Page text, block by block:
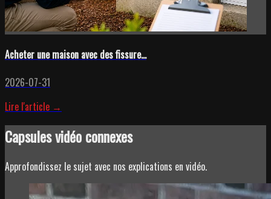
Acheter une maison avec des fissure...
2026-07-31
Lire l'article →
Capsules vidéo connexes
Approfondissez le sujet avec nos explications en vidéo.